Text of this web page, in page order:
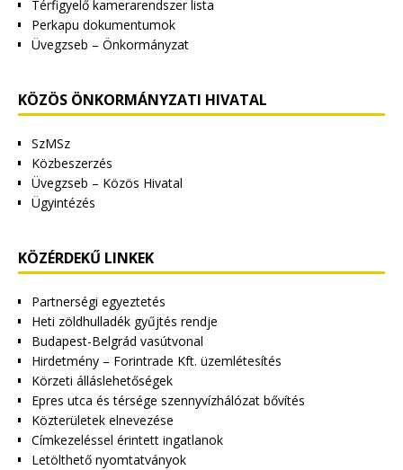
Térfigyelő kamerarendszer lista
Perkapu dokumentumok
Üvegzseb – Önkormányzat
KÖZÖS ÖNKORMÁNYZATI HIVATAL
SzMSz
Közbeszerzés
Üvegzseb – Közös Hivatal
Ügyintézés
KÖZÉRDEKŰ LINKEK
Partnerségi egyeztetés
Heti zöldhulladék gyűjtés rendje
Budapest-Belgrád vasútvonal
Hirdetmény – Forintrade Kft. üzemlétesítés
Körzeti álláslehetőségek
Epres utca és térsége szennyvízhálózat bővítés
Közterületek elnevezése
Címkezeléssel érintett ingatlanok
Letölthető nyomtatványok